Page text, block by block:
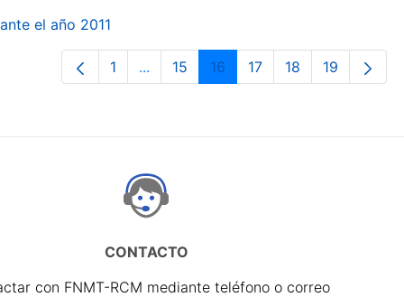
el año 2011
Página
1 ...Páginas intermedias Use TAB para
Página
15 Página
16 Página
17 Página
18 Página
19
CONTACTO
con FNMT-RCM mediante teléfono o correo